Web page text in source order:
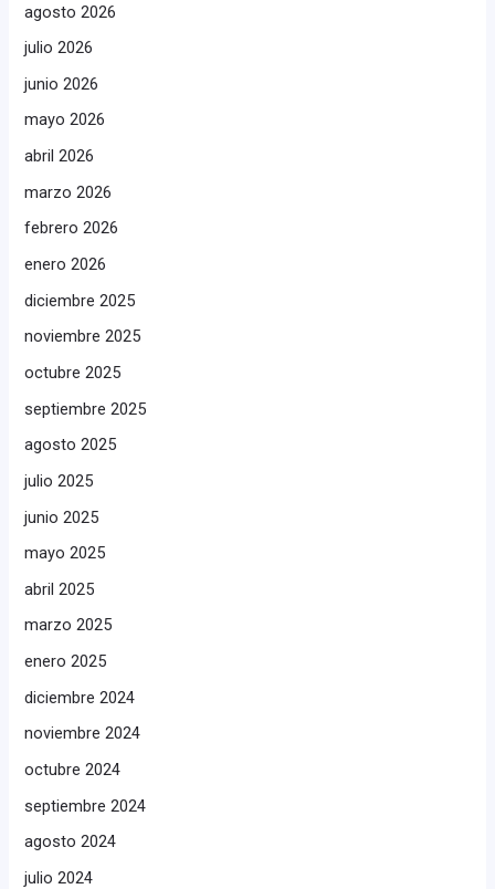
agosto 2026
julio 2026
junio 2026
mayo 2026
abril 2026
marzo 2026
febrero 2026
enero 2026
diciembre 2025
noviembre 2025
octubre 2025
septiembre 2025
agosto 2025
julio 2025
junio 2025
mayo 2025
abril 2025
marzo 2025
enero 2025
diciembre 2024
noviembre 2024
octubre 2024
septiembre 2024
agosto 2024
julio 2024